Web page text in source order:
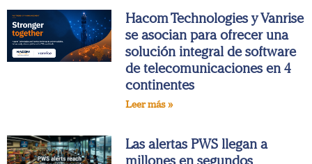
Hacom Technologies y Vanrise
se asocian para ofrecer una
solución integral de software
de telecomunicaciones en 4
continentes
Leer más »
Las alertas PWS llegan a
millones en segundos